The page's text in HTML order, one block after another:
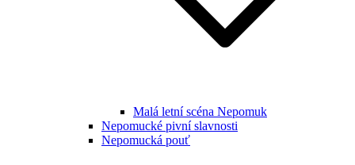
Malá letní scéna Nepomuk
Nepomucké pivní slavnosti
Nepomucká pouť